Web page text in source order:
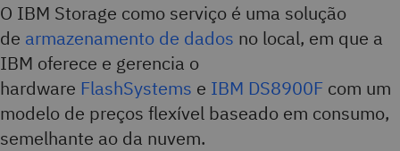
O IBM Storage como serviço é uma solução
de armazenamento de dados no local, em que a
IBM oferece e gerencia o
hardware FlashSystems e IBM DS8900F com um
modelo de preços flexível baseado em consumo,
semelhante ao da nuvem.